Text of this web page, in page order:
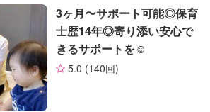
お引き受けしていません
対応不可
レビュー
自治体届出済ベビーシッター
保育士
3ヶ月〜サポート可能◎保育
士歴14年◎寄り添い安心で
きるサポートを☺︎
5.0 (140回)